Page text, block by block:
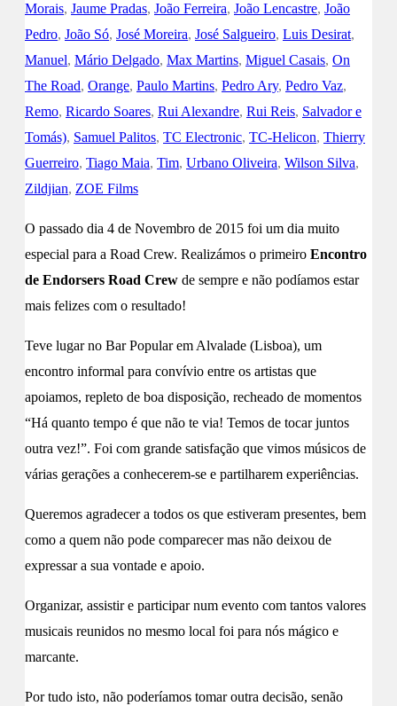
Morais, Jaume Pradas, João Ferreira, João Lencastre, João
Pedro, João Só, José Moreira, José Salgueiro, Luis Desirat,
Manuel, Mário Delgado, Max Martins, Miguel Casais, On
The Road, Orange, Paulo Martins, Pedro Ary, Pedro Vaz,
Remo, Ricardo Soares, Rui Alexandre, Rui Reis, Salvador e
Tomás), Samuel Palitos, TC Electronic, TC-Helicon, Thierry
Guerreiro, Tiago Maia, Tim, Urbano Oliveira, Wilson Silva,
Zildjian, ZOE Films
O passado dia 4 de Novembro de 2015 foi um dia muito
especial para a Road Crew. Realizámos o primeiro Encontro
de Endorsers Road Crew de sempre e não podíamos estar
mais felizes com o resultado!
Teve lugar no Bar Popular em Alvalade (Lisboa), um
encontro informal para convívio entre os artistas que
apoiamos, repleto de boa disposição, recheado de momentos
“Há quanto tempo é que não te via! Temos de tocar juntos
outra vez!”. Foi com grande satisfação que vimos músicos de
várias gerações a conhecerem-se e partilharem experiências.
Queremos agradecer a todos os que estiveram presentes, bem
como a quem não pode comparecer mas não deixou de
expressar a sua vontade e apoio.
Organizar, assistir e participar num evento com tantos valores
musicais reunidos no mesmo local foi para nós mágico e
marcante.
Por tudo isto, não poderíamos tomar outra decisão, senão